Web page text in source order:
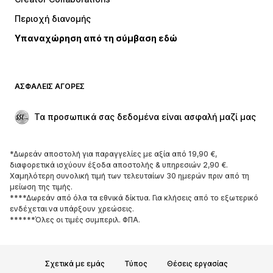
Εσώρουχα
Παλτό
Φούστες
Περιστάσεις
Aποκλειστικά
ΠΑΠΟΎΤΣΙΑ
ΝΕΑ
Trending
Sneakers
Μποτάκια
Γόβες και ψηλοτάκουνα
Παντόφλες
Περιοχή διανομής
Υπαναχώρηση από τη σύμβαση εδώ
ΑΣΦΑΛΕΊΣ ΑΓΟΡΈΣ
Τα προσωπικά σας δεδομένα είναι ασφαλή μαζί μας
*Δωρεάν αποστολή για παραγγελίες με αξία από 19,90 €,
διαφορετικά ισχύουν έξοδα αποστολής & υπηρεσιών 2,90 €.
Χαμηλότερη συνολική τιμή των τελευταίων 30 ημερών πριν από τη
μείωση της τιμής.
****Δωρεάν από όλα τα εθνικά δίκτυα. Για κλήσεις από το εξωτερικό
ενδέχεται να υπάρξουν χρεώσεις.
******Όλες οι τιμές συμπεριλ. ΦΠΑ.
Σχετικά με εμάς Τύπος Θέσεις εργασίας